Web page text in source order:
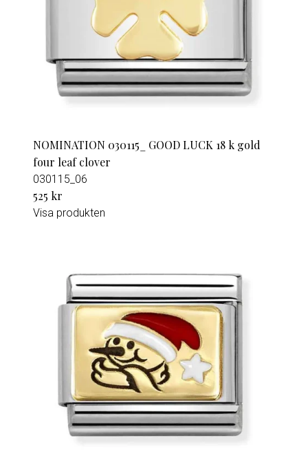
NOMINATION 030115_ GOOD LUCK 18 k gold
four leaf clover
030115_06
525 kr
Visa produkten